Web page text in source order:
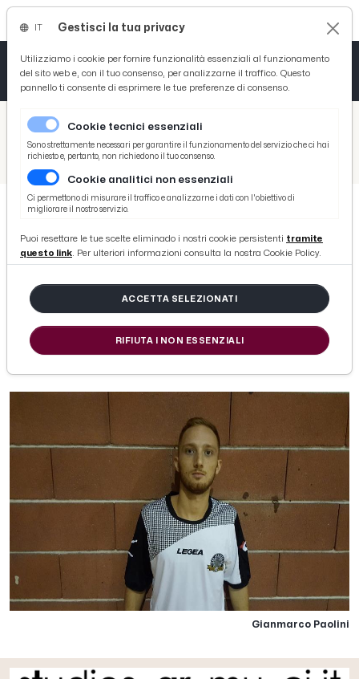
/ Picenotime
/ Calcio
/ Calcio a 5, Adverso Ascoli ko in casa contro L’Eagles Pagliare
Calcio a 5, Adverso Ascoli ko in casa
contro L’Eagles Pagliare
giovedì 22 ottobre 2015
Gianmarco Paolini
Gestisci la tua privacy
Utilizziamo i cookie per fornire funzionalità essenziali al funzionamento
del sito web e, con il tuo consenso, per analizzarne il traffico. Questo
pannello ti consente di esprimere le tue preferenze di consenso.
Cookie tecnici essenziali
Sono strettamente necessari per garantire il funzionamento del servizio che ci hai
richiesto e, pertanto, non richiedono il tuo consenso.
Cookie analitici non essenziali
Ci permettono di misurare il traffico e analizzarne i dati con l'obiettivo di
migliorare il nostro servizio.
Puoi resettare le tue scelte eliminado i nostri cookie persistenti tramite
questo link. Per ulteriori informazioni consulta la nostra Cookie Policy.
ACCETTA SELEZIONATI
RIFIUTA I NON ESSENZIALI
Tutto News
Tutto Sport
Basket
Ciclismo
Tutto Curiosità